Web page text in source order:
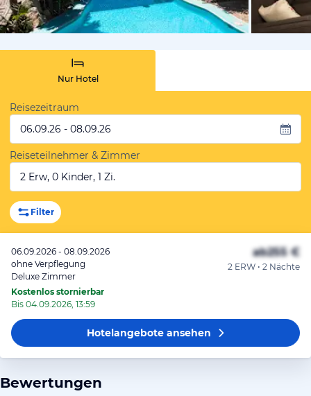
von
Nur Hotel
Reisezeitraum
06.09.26 - 08.09.26
Reiseteilnehmer & Zimmer
2 Erw, 0 Kinder, 1 Zi.
Filter
06.09.2026 - 08.09.2026
ohne Verpflegung
Deluxe Zimmer
Kostenlos stornierbar
Bis 04.09.2026, 13:59
ab255 €
2 ERW • 2 Nächte
Hotelangeboteansehen
Bewertungen